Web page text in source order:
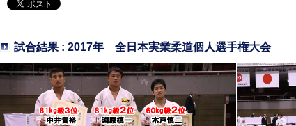
試合結果 : 2017年 全日本実業柔道個人選手権大会